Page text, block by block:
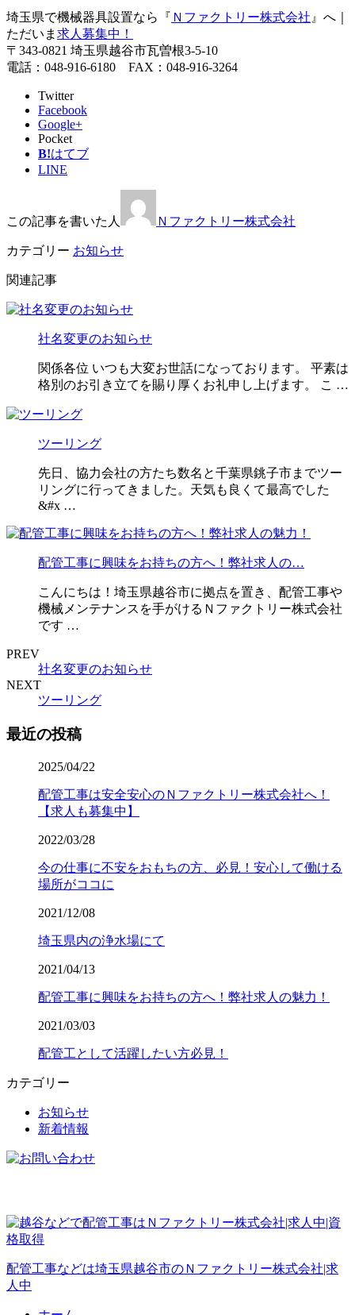
埼玉県で機械器具設置なら『 Ｎファクトリー株式会社 』へ｜
ただいま 求人募集中！
〒343-0821 埼玉県越谷市瓦曽根3-5-10
電話：048-916-6180 FAX：048-916-3264
Twitter
Facebook
Google+
Pocket
B!はてブ
LINE
この記事を書いた人 Ｎファクトリー株式会社
カテゴリー お知らせ
関連記事
社名変更のお知らせ
関係各位 いつも大変お世話になっております。 平素は
格別のお引き立てを賜り厚くお礼申し上げます。 こ …
ツーリング
先日、協力会社の方たち数名と千葉県銚子市までツー
リングに行ってきました。天気も良くて最高でした
&#x …
配管工事に興味をお持ちの方へ！弊社求人の…
こんにちは！埼玉県越谷市に拠点を置き、配管工事や
機械メンテナンスを手がけるＮファクトリー株式会社
です …
PREV
社名変更のお知らせ
NEXT
ツーリング
最近の投稿
2025/04/22
配管工事は安全安心のＮファクトリー株式会社へ！
【求人も募集中】
2022/03/28
今の仕事に不安をおもちの方、必見！安心して働ける
場所がココに
2021/12/08
埼玉県内の浄水場にて
2021/04/13
配管工事に興味をお持ちの方へ！弊社求人の魅力！
2021/03/03
配管工として活躍したい方必見！
カテゴリー
お知らせ
新着情報
配管工事などは埼玉県越谷市のＮファクトリー株式会社|求
人中